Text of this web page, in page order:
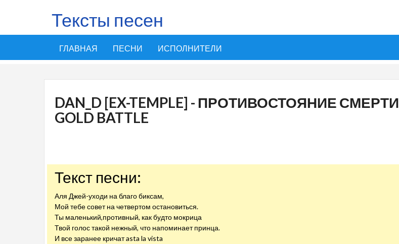
Тексты песен
ГЛАВНАЯ ПЕСНИ ИСПОЛНИТЕЛИ
DAN_D [EX-TEMPLE] - ПРОТИВОСТОЯНИЕ СМЕРТИ
GOLD BATTLE
Текст песни:
Аля Джей-уходи на благо биксам,
Мой тебе совет на четвертом остановиться.
Ты маленький,противный, как будто мокрица
Твой голос такой нежный, что напоминает принца.
И все заранее кричат asta la vista